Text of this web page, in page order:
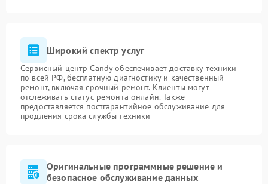
Широкий спектр услуг
Сервисный центр Candy обеспечивает доставку техники
по всей РФ, бесплатную диагностику и качественный
ремонт, включая срочный ремонт. Клиенты могут
отслеживать статус ремонта онлайн. Также
предоставляется постгарантийное обслуживание для
продления срока службы техники
Оригинальные программные решение и
безопасное обслуживание данных